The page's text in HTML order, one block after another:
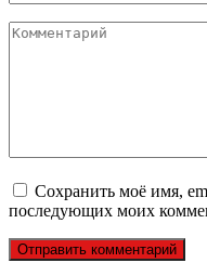
Комментарий
Сохранить моё имя,
последующих моих